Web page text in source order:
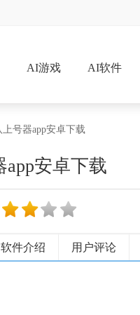
AI游戏 AI软件
上号器app安卓下载
app安卓下载
软件介绍 用户评论